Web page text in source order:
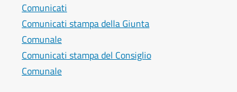
Comunicati
Comunicati stampa della Giunta
Comunale
Comunicati stampa del Consiglio
Comunale